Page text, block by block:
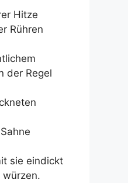
Hitze
Rühren
der Regel
sie eindickt
würzen.